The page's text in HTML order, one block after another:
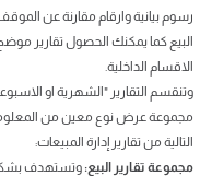
رسوم بيانية وارقام مقارنة عن
البيع كما يمكنك الحصول تقارير
الاقسام الداخلية.
وتنقسم التقارير "الشهرية او
مجموعة عرض نوع معين من
التالية من تقارير إدارة المبيعات:
مجموعة تقارير البيع: وتستهدف